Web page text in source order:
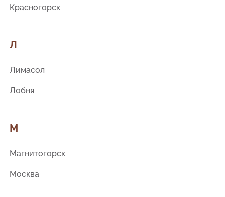
Красногорск
Л
Лимасол
Лобня
М
Магнитогорск
Москва